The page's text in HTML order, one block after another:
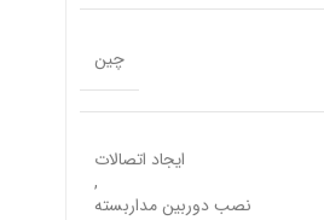
چین
ایجاد اتصالات
,
نصب دوربین مداربسته